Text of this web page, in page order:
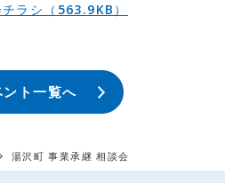
ラシ（563.9KB）
ント一覧へ
湯沢町 事業承継 相談会